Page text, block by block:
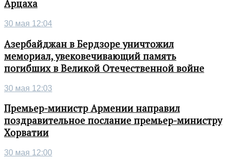
Арцаха
30 мая 12:04
Азербайджан в Бердзоре уничтожил
мемориал, увековечивающий память
погибших в Великой Отечественной войне
30 мая 12:03
Премьер-министр Армении направил
поздравительное послание премьер-министру
Хорватии
30 мая 12:00